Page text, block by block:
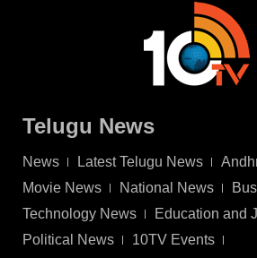
Telugu News
News Latest Telugu News
Movie News
National News
Technology News
Education and
Political News
10TV Events